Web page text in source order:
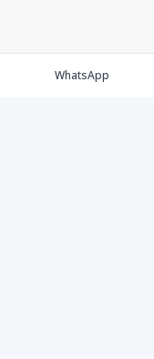
WhatsApp